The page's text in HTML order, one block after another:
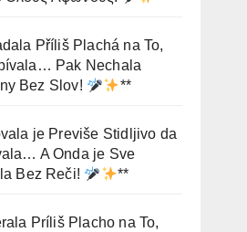
Příliš Plachá na To,
Pak Nechala
Bez Slov!
**
je Previše Stidljivo da
A Onda je Sve
Bez Reči!
**
Príliš Placho na To,